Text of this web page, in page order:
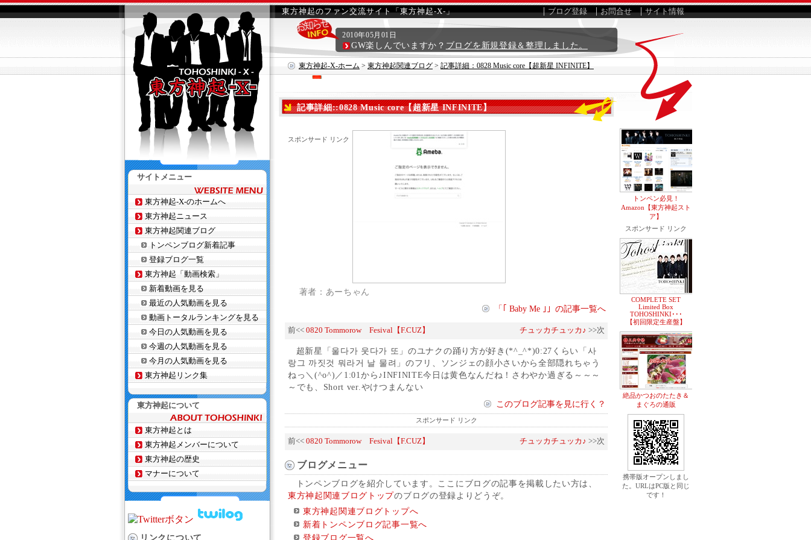
東方神起のファン交流サイト「東方神起-X-」
東方神起-X-ホーム > 東方神起関連ブログ > 記事詳細：0828 Music core【超新星 INFINITE】
ブログ登録 お問合せ サイト情報
2010年05月01日
GW楽しんでいますか？ ブログを新規登録＆整理しました。
記事詳細::0828 Music core【超新星 INFINITE】
スポンサード リンク
著者：あーちゃん
「｢ Baby Me ｣」の記事一覧へ
前<< 0820 Tommorow Fesival【F.CUZ】 チュッカチュッカ♪ >>次
超新星「울다가 웃다가 또」のユナクの踊り方が好き(*^_^*)0:27くらい「사
랑그 까짓것 뭐라거 날 물려」のフリ、ソンジェの顔小さいから全部隠れちゃう
ねっ＼(^o^)／1:01から♪INFINITE今日は黄色なんだね！さわやか過ぎる～～～
～でも、Short ver.やけつまんない
このブログ記事を見に行く？
スポンサード リンク
前<< 0820 Tommorow Fesival【F.CUZ】 チュッカチュッカ♪ >>次
ブログメニュー
トンペンブログを紹介しています。ここにブログの記事を掲載したい方は、
東方神起関連ブログトップのブログの登録よりどうぞ。
東方神起関連ブログトップへ
新着トンペンブログ記事一覧へ
登録ブログ一覧へ
サイトメニュー
東方神起-X-のホームへ
東方神起ニュース
東方神起関連ブログ
トンペンブログ新着記事
登録ブログ一覧
東方神起「動画検索」
新着動画を見る
最近の人気動画を見る
動画トータルランキングを見る
今日の人気動画を見る
今週の人気動画を見る
今月の人気動画を見る
東方神起リンク集
東方神起について
東方神起とは
東方神起メンバーについて
東方神起の歴史
マナーについて
リンクについて
トンペン必見！
Amazon【東方神起スト
ア】
スポンサード リンク
COMPLETE SET
Limited Box
TOHOSHINKI･･･
【初回限定生産盤】
絶品かつおのたたき＆
まぐろの通販
携帯版オープンしまし
た。URLはPC版と同じ
です！